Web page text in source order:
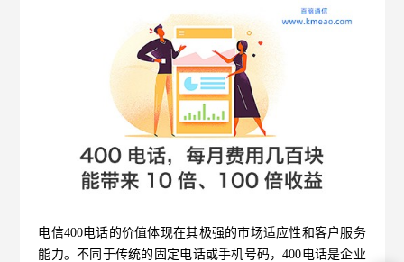
电信400电话的价值体现在其极强的市场适应性和客户服务
能力。不同于传统的固定电话或手机号码，400电话是企业